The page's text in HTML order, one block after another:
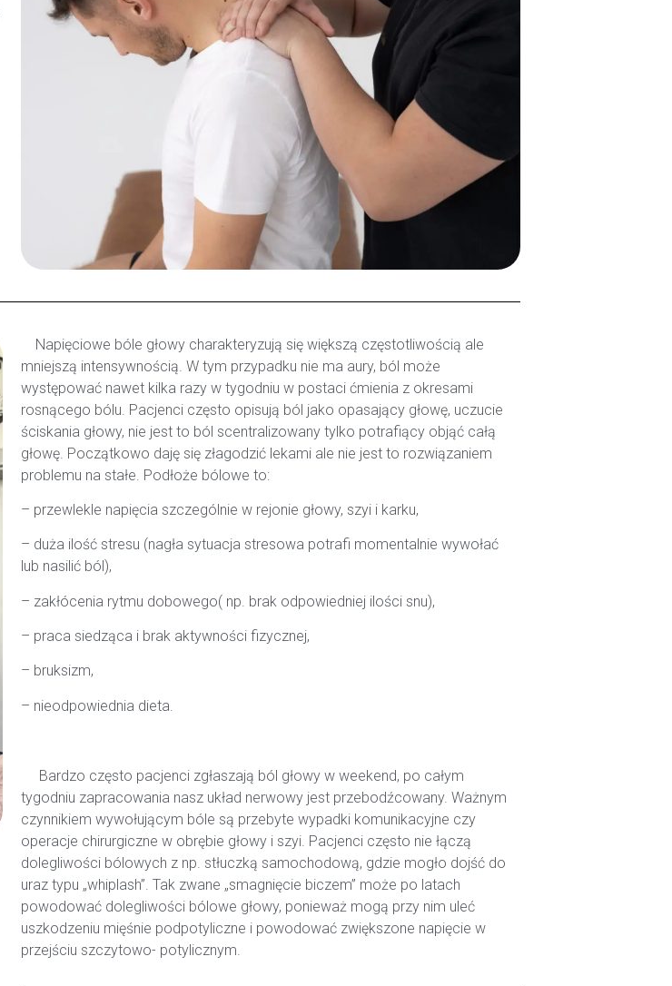
Napięciowe bóle głowy charakteryzują się większą częstotliwością ale
mniejszą intensywnością. W tym przypadku nie ma aury, ból może
występować nawet kilka razy w tygodniu w postaci ćmienia z okresami
rosnącego bólu. Pacjenci często opisują ból jako opasający głowę, uczucie
ściskania głowy, nie jest to ból scentralizowany tylko potrafiący objąć całą
głowę. Początkowo daję się złagodzić lekami ale nie jest to rozwiązaniem
problemu na stałe. Podłoże bólowe to:
– przewlekle napięcia szczególnie w rejonie głowy, szyi i karku,
– duża ilość stresu (nagła sytuacja stresowa potrafi momentalnie wywołać
lub nasilić ból),
– zakłócenia rytmu dobowego( np. brak odpowiedniej ilości snu),
– praca siedząca i brak aktywności fizycznej,
– bruksizm,
– nieodpowiednia dieta.
Bardzo często pacjenci zgłaszają ból głowy w weekend, po całym
tygodniu zapracowania nasz układ nerwowy jest przebodźcowany. Ważnym
czynnikiem wywołującym bóle są przebyte wypadki komunikacyjne czy
operacje chirurgiczne w obrębie głowy i szyi. Pacjenci często nie łączą
dolegliwości bólowych z np. stłuczką samochodową, gdzie mogło dojść do
uraz typu „whiplash”. Tak zwane „smagnięcie biczem” może po latach
powodować dolegliwości bólowe głowy, ponieważ mogą przy nim uleć
uszkodzeniu mięśnie podpotyliczne i powodować zwiększone napięcie w
przejściu szczytowo- potylicznym.